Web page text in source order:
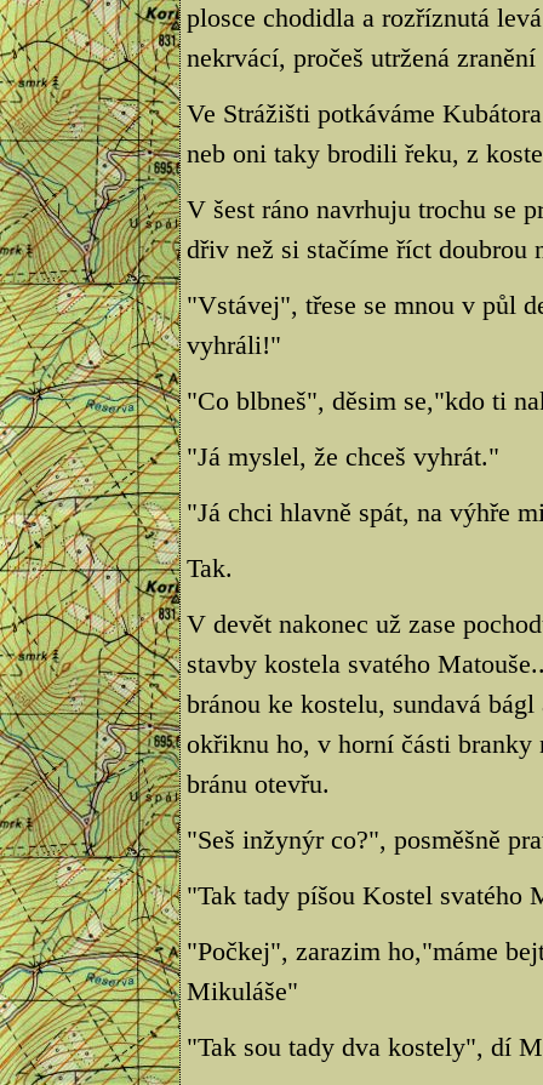
plosce chodidla a rozříznutá
nekrvácí, pročeš utržená
Ve Strážišti potkáváme
neb oni taky brodili řeku, z
V šest ráno navrhuju trochu se
dřiv než si stačíme říct doubrou
"Vstávej", třese se mnou v půl
vyhráli!"
"Co blbneš", děsim se,"kdo ti
"Já myslel, že chceš vyhrát."
"Já chci hlavně spát, na výhře
Tak.
V devět nakonec už zase
stavby kostela svatého
bránou ke kostelu, sundavá
okřiknu ho, v horní části branky
bránu otevřu.
"Seš inžynýr co?", posměšně
"Tak tady píšou Kostel svatého
"Počkej", zarazim ho,"máme
Mikuláše"
"Tak sou tady dva kostely", dí